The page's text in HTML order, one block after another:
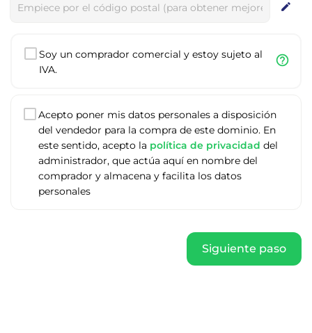
edit
Soy un comprador comercial y estoy sujeto al
IVA.
help_outline
Acepto poner mis datos personales a disposición
del vendedor para la compra de este dominio. En
este sentido, acepto la política de privacidad del
administrador, que actúa aquí en nombre del
comprador y almacena y facilita los datos
personales
Siguiente paso